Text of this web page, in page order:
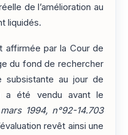
de l’amélioration au
liquidés.
affirmée par la Cour de
du fond de rechercher
subsistante au jour de
a été vendu avant le
1994, n°92-14.703
revêt ainsi une